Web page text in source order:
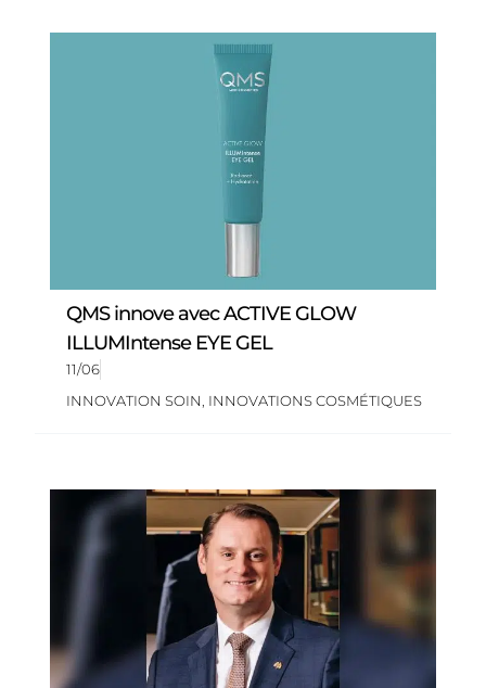
QMS innove avec ACTIVE GLOW
ILLUMIntense EYE GEL
11/06
INNOVATION SOIN INNOVATIONS COSMÉTIQUES